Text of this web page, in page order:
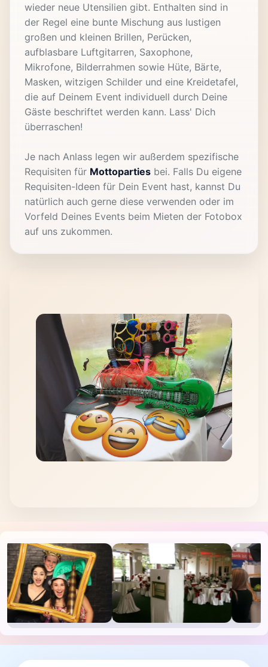
wieder neue Utensilien gibt. Enthalten sind in
der Regel eine bunte Mischung aus lustigen
großen und kleinen Brillen, Perücken,
aufblasbare Luftgitarren, Saxophone,
Mikrofone, Bilderrahmen sowie Hüte, Bärte,
Masken, witzigen Schilder und eine Kreidetafel,
die auf Deinem Event individuell durch Deine
Gäste beschriftet werden kann. Lass' Dich
überraschen!
Je nach Anlass legen wir außerdem spezifische
Requisiten für Mottoparties bei. Falls Du eigene
Requisiten-Ideen für Dein Event hast, kannst Du
natürlich auch gerne diese verwenden oder im
Vorfeld Deines Events beim Mieten der Fotobox
auf uns zukommen.